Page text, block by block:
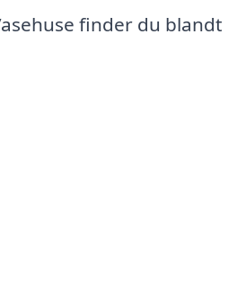
finder du blandt